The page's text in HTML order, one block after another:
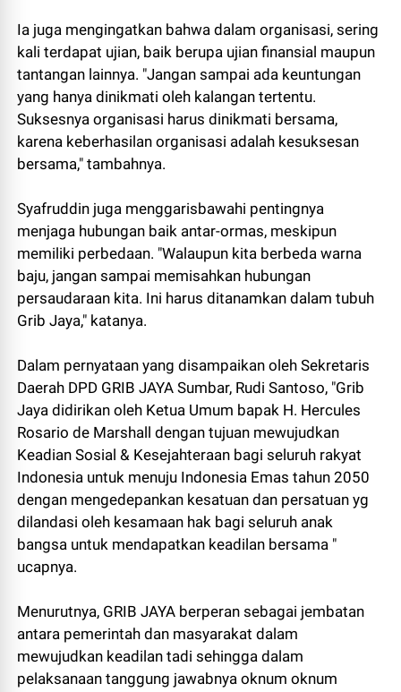
Ia juga mengingatkan bahwa dalam organisasi, sering
kali terdapat ujian, baik berupa ujian finansial maupun
tantangan lainnya. "Jangan sampai ada keuntungan
yang hanya dinikmati oleh kalangan tertentu.
Suksesnya organisasi harus dinikmati bersama,
karena keberhasilan organisasi adalah kesuksesan
bersama," tambahnya.
Syafruddin juga menggarisbawahi pentingnya
menjaga hubungan baik antar-ormas, meskipun
memiliki perbedaan. "Walaupun kita berbeda warna
baju, jangan sampai memisahkan hubungan
persaudaraan kita. Ini harus ditanamkan dalam tubuh
Grib Jaya," katanya.
Dalam pernyataan yang disampaikan oleh Sekretaris
Daerah DPD GRIB JAYA Sumbar, Rudi Santoso, "Grib
Jaya didirikan oleh Ketua Umum bapak H. Hercules
Rosario de Marshall dengan tujuan mewujudkan
Keadian Sosial & Kesejahteraan bagi seluruh rakyat
Indonesia untuk menuju Indonesia Emas tahun 2050
dengan mengedepankan kesatuan dan persatuan yg
dilandasi oleh kesamaan hak bagi seluruh anak
bangsa untuk mendapatkan keadilan bersama "
ucapnya.
Menurutnya, GRIB JAYA berperan sebagai jembatan
antara pemerintah dan masyarakat dalam
mewujudkan keadilan tadi sehingga dalam
pelaksanaan tanggung jawabnya oknum oknum